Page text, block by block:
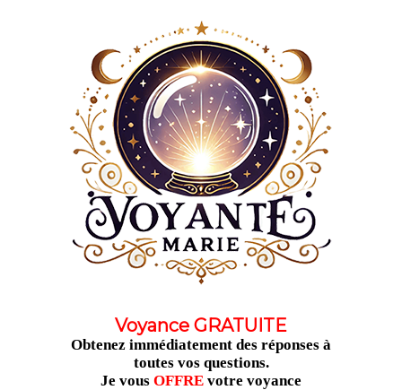
Voyance GRATUITE
Obtenez immédiatement des réponses à
toutes vos questions.
Je vousOFFRE votre voyance